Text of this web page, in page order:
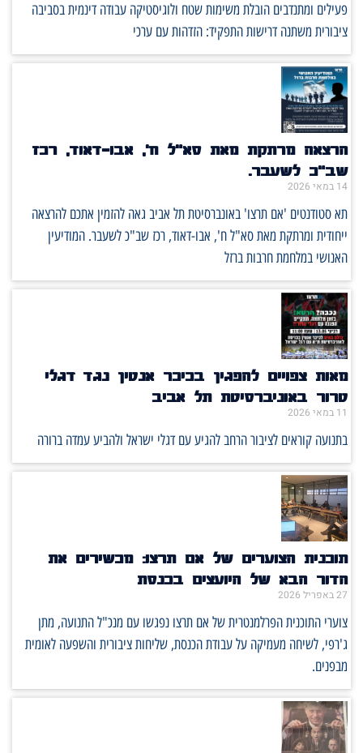
פעילים ומתנדבים הובלת משימות שטח ולוגיסטיקה עבודה דינמית בסביבה
ציבורית משתנה דרישות התפקיד: הזדהות עם ערכי
הרצאה מרתקת מאת סא"ל ח', אבו-דאוד, רכז
שב"כ לשעבר.
14 במאי 2026
תא סטודנטים 'אם תרצו' באונברסיטת תל אביב גאה להזמין אתכם להרצאה
ייחודית ומרתקת מאת סא"ל ח', אבו-דאוד, רכז שב"כ לשעבר. המודיעין
האנושי במלחמת חרבות ברזל
מאות צפויים להפגין בכיכר אנטין נגד דגלי
טרור באוניברסיטת תל אביב
11 במאי 2026
בתנועה קוראים לציבור הרחב להגיע עם דגלי ישראל ולהביע עמדה ברורה
תוכנית הצוערים של אם תרצו: מכשירים את
הדור הבא של היועצים בכנסת
27 באפריל 2026
צוערי התוכנית הפרלמנטרית של אם תרצו נפגשו עם מנכ"ל התנועה, מתן
ג'רפי, לשיחה מעמיקה על עבודת הכנסת, שליחות ציבורית והשפעה לאומית
מבפנים.